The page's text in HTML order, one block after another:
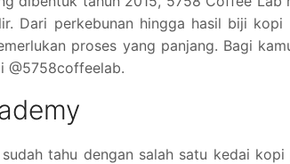
Dari perkebunan hingga hasil biji kopi
proses yang panjang. Bagi
@5758coffeelab.
tahu dengan salah satu kedai